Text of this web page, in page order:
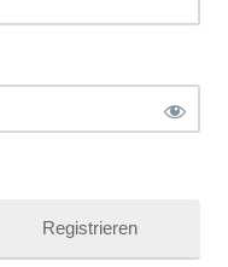
Registrieren